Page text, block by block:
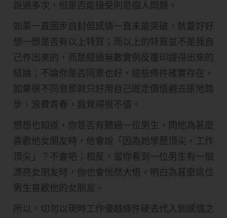
說過多次，但是否能接受則是個人問題。
如果一直固步自封但感情一直未能突破，就要好好
想一想是否有以上特質；而以上的特質並不是我自
己作出來的，而是經過無數實例反覆印證得出來的
結論；不論你是否同意也好，這些條件確實存在，
如果很不同意那就只好用自己既定價值觀去原地踏
步，浪費青春，我覺得很不值。
想想也知道，你是否有聽過一位男生，問他為甚麼
喜歡他女朋友時，他會說「因為她學歷頂尖，工作
頂尖」？不會吧；相反，當你看到一位男生有一個
漂亮女朋友時，你也會恍然大悟，明白為甚麼這位
男生喜歡他的女朋友。
所以，切勿以現時工作優越條件硬去代入到感情之